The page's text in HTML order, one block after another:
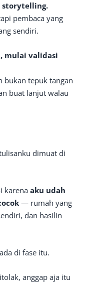
storytelling.
pembaca yang
sendiri.
mulai validasi
bukan tepuk tangan
buat lanjut walau
dimuat di
karena aku udah
— rumah yang
dan hasilin
di fase itu.
anggap aja itu